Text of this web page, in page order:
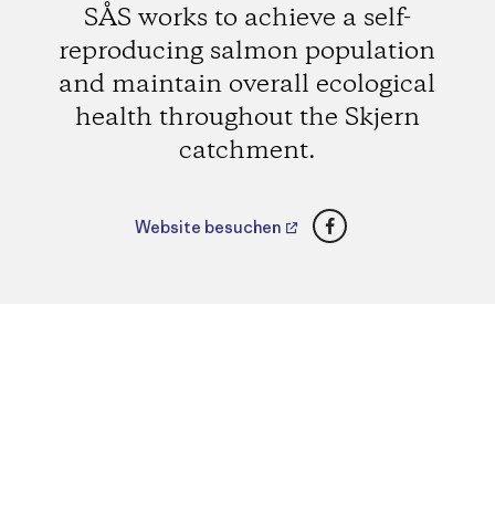
SÅS works to achieve a self-
reproducing salmon population
and maintain overall ecological
health throughout the Skjern
catchment.
Website besuchen Facebook